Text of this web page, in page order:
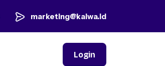
marketing@kaiwa.id
Login